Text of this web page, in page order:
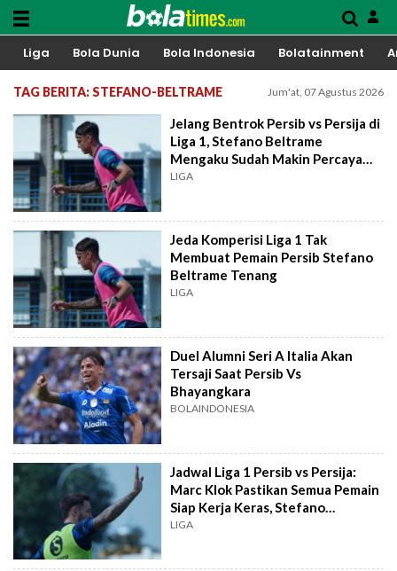
Liga Bola Dunia Bola Indonesia Bolatainment
TAG BERITA: STEFANO-BELTRAME Jum'at, 07 Agustus 2026
Jelang Bentrok Persib vs Persija di
Liga 1, Stefano Beltrame
Mengaku Sudah Makin Percaya
Diri
LIGA
Jeda Komperisi Liga 1 Tak
Membuat Pemain Persib Stefano
Beltrame Tenang
LIGA
Duel Alumni Seri A Italia Akan
Tersaji Saat Persib Vs
Bhayangkara
BOLAINDONESIA
Jadwal Liga 1 Persib vs Persija:
Marc Klok Pastikan Semua Pemain
Siap Kerja Keras, Stefano
Beltrame Antusias
LIGA